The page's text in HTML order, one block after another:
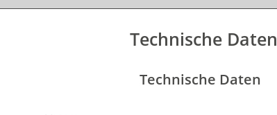
Technische Daten
Technische Daten